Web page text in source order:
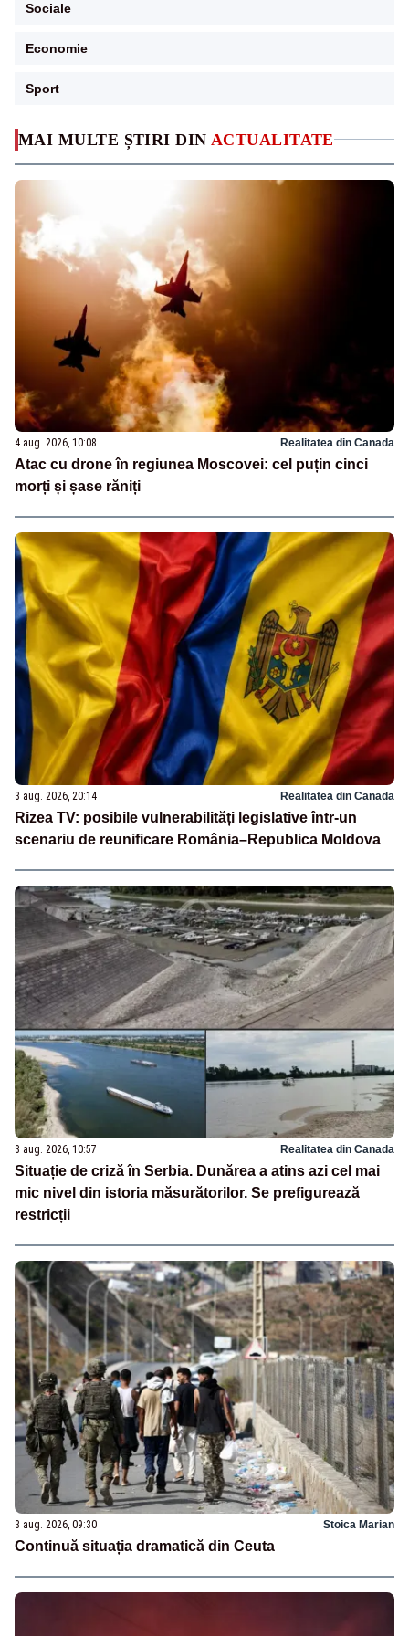
MAI MULTE ȘTIRI DIN ACTUALITATE
4 aug. 2026, 10:08 Realitatea din Canada
Atac cu drone în regiunea Moscovei: cel puțin cinci
morți și șase răniți
3 aug. 2026, 20:14 Realitatea din Canada
Rizea TV: posibile vulnerabilități legislative într-un
scenariu de reunificare România–Republica Moldova
3 aug. 2026, 10:57 Realitatea din Canada
Situație de criză în Serbia. Dunărea a atins azi cel mai
mic nivel din istoria măsurătorilor. Se prefigurează
restricții
3 aug. 2026, 09:30 Stoica Marian
Continuă situația dramatică din Ceuta
Sociale
Economie
Sport